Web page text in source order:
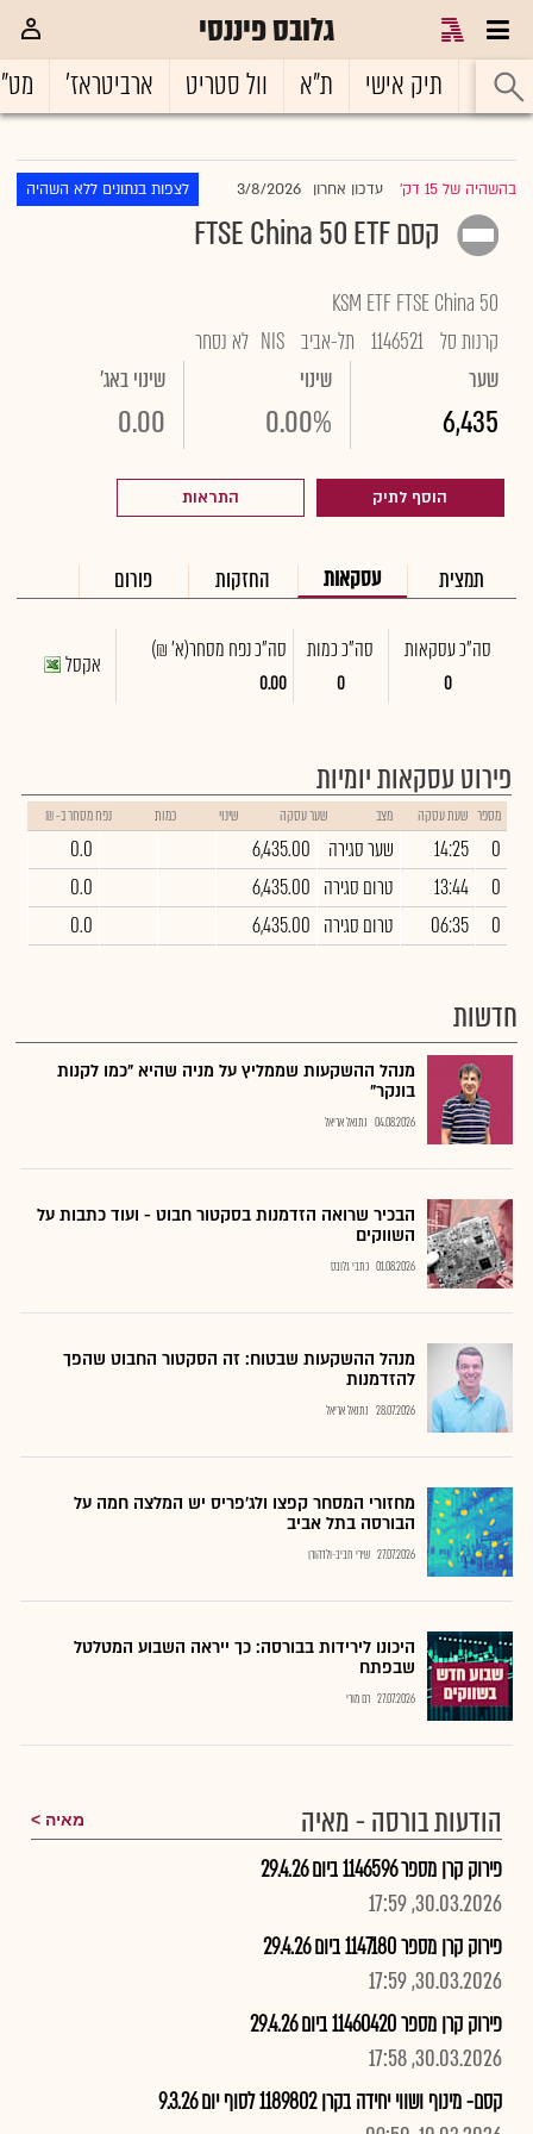
גלובס פיננסי
ראשי תיק אישי ת"א וול סטריט ארביטראז'
בהשהיה של 15 דק' |עדכון אחרון 3/8/2026 לצפות בנתונים ללא השהיה
קסם FTSE China 50 ETF
KSM ETF FTSE China 50
קרנות סל 1146521 תל-אביב NIS לא נסחר
שער
6,435
שינוי
0.00%
שינוי באג'
0.00
הוסף לתיק התראות
תמצית עסקאות החזקות פורום
סה"כ עסקאות
0
סה"כ כמות
0
סה"כ נפח מסחר(א' ₪)
0.00
אקסל
פירוט עסקאות יומיות
מספר שעת עסקה מצב שער עסקה שינוי כמות נפח מסחר ב- ₪
0
14:25 שער סגירה 6,435.00
0.0
0
13:44 טרום סגירה 6,435.00
0.0
0
06:35 טרום סגירה 6,435.00
0.0
חדשות
מנהל ההשקעות שממליץ על מניה שהיא "כמו לקנות
בונקר"
04.08.2026 נתנאל אריאל
הבכיר שרואה הזדמנות בסקטור חבוט - ועוד כתבות על
השווקים
01.08.2026 כתבי גלובס
מנהל ההשקעות שבטוח: זה הסקטור החבוט שהפך
להזדמנות
28.07.2026 נתנאל אריאל
מחזורי המסחר קפצו ולג'פריס יש המלצה חמה על
הבורסה בתל אביב
27.07.2026 שירי חביב-ולדהורן
היכונו לירידות בבורסה: כך ייראה השבוע המטלטל
שבפתח
27.07.2026 רם מורי
הודעות בורסה - מאיה מאיה
פירוק קרן מספר 1146596 ביום 29.4.26
30.03.2026, 17:59
פירוק קרן מספר 1147180 ביום 29.4.26
30.03.2026, 17:59
פירוק קרן מספר 11460420 ביום 29.4.26
30.03.2026, 17:58
קסם- מינוף ושווי יחידה בקרן 1189802 לסוף יום 9.3.26